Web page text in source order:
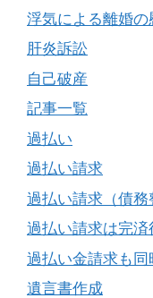
浮気による離婚の
肝炎訴訟
自己破産
記事一覧
過払い
過払い請求
過払い請求（債務
過払い請求は完済
過払い金請求も
遺言書作成